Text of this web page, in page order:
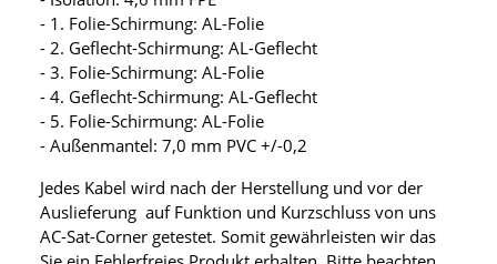
- 1. Folie-Schirmung: AL-Folie
- 2. Geflecht-Schirmung: AL-Geflecht
- 3. Folie-Schirmung: AL-Folie
- 4. Geflecht-Schirmung: AL-Geflecht
- 5. Folie-Schirmung: AL-Folie
- Außenmantel: 7,0 mm PVC +/-0,2
Jedes Kabel wird nach der Herstellung und vor der
Auslieferung auf Funktion und Kurzschluss von uns
AC-Sat-Corner getestet. Somit gewährleisten wir das